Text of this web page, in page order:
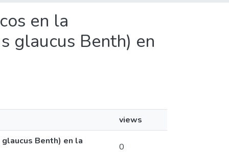
en la
glaucus Benth) en
views
Benth) en la
0